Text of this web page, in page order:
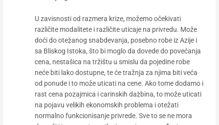
U zavisnosti od razmera krize, možemo očekivati
različite modalitete i različite uticaje na privredu. Može
doći do oteẓ̌anog snabdevanja, posebno robe iz Azije i
sa Bliskog Istoka, što bi moglo da dovede do povećanja
cena, nestašica na tržištu u smislu da pojedine robe
neće biti lako dostupne, te će tražnja za njima biti veća
od ponude i to može uticati na cene. Ako tome dodamo i
rast cena pozajmica i carinskih daẓ̌bina, to može uticati
na pojavu velikih ekonomskih problema i otežati
normalno funkcionisanje privrede. Sve to se ne mora